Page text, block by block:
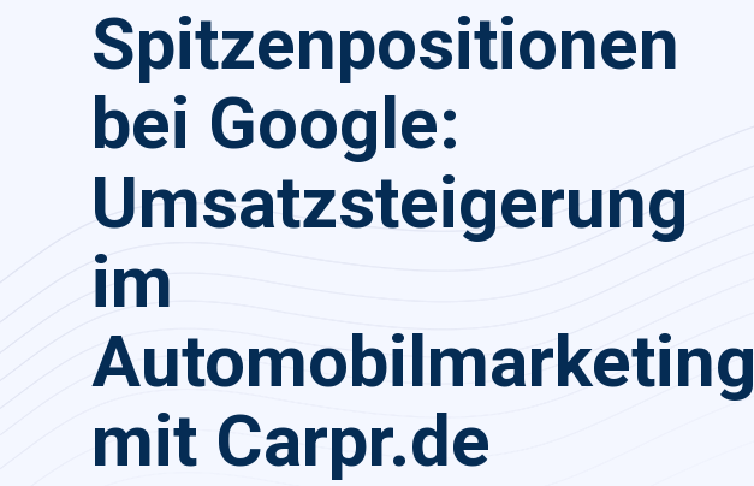
Spitzenpositionen
bei Google:
Umsatzsteigerung
im
Automobilmarketing
mit Carpr.de